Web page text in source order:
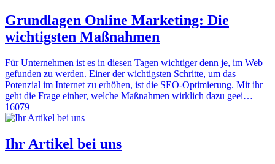
Grundlagen Online Marketing: Die
wichtigsten Maßnahmen
Für Unternehmen ist es in diesen Tagen wichtiger denn je, im Web
gefunden zu werden. Einer der wichtigsten Schritte, um das
Potenzial im Internet zu erhöhen, ist die SEO-Optimierung. Mit ihr
geht die Frage einher, welche Maßnahmen wirklich dazu geei…
16079
Ihr Artikel bei uns